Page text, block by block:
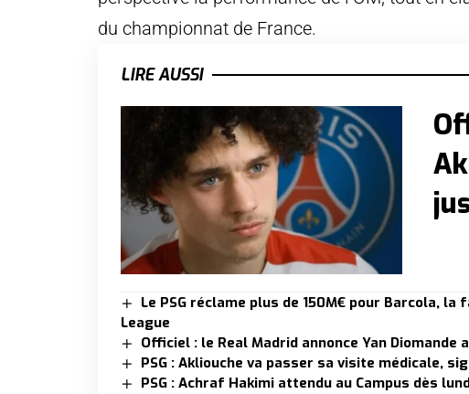
du championnat de France.
LIRE AUSSI
Le PSG réclame plus de 150M€ pour Barcola,
League
Officiel : le Real Madrid annonce Yan Diomande
PSG : Akliouche va passer sa visite médicale,
PSG : Achraf Hakimi attendu au Campus dès